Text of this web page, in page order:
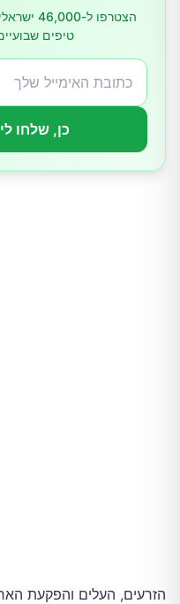
הצטרפו
טיפים
כן, שלחו
הזרעים, העלים והפקעת